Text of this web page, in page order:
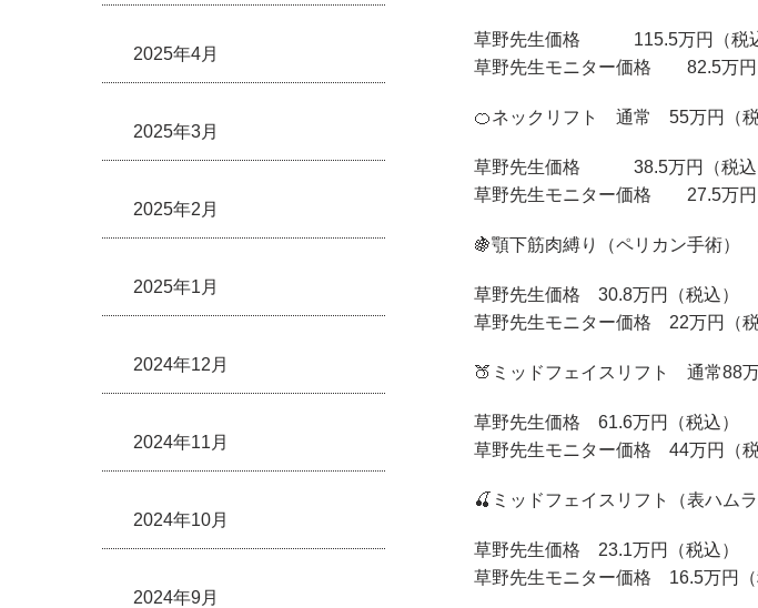
2025年4月
2025年3月
2025年2月
2025年1月
2024年12月
2024年11月
2024年10月
2024年9月
草野先生価格 115.5万円（税
草野先生モニター価格 82.5万
🍊ネックリフト 通常 55万円（税
草野先生価格 38.5万円（税
草野先生モニター価格 27.5万円
🍇顎下筋肉縛り（ペリカン手術）
草野先生価格 30.8万円（税込）
草野先生モニター価格 22万円（
🍑ミッドフェイスリフト 通常88万
草野先生価格 61.6万円（税込）
草野先生モニター価格 44万円（
🍒ミッドフェイスリフト（表ハム
草野先生価格 23.1万円（税込）
草野先生モニター価格 16.5万円（